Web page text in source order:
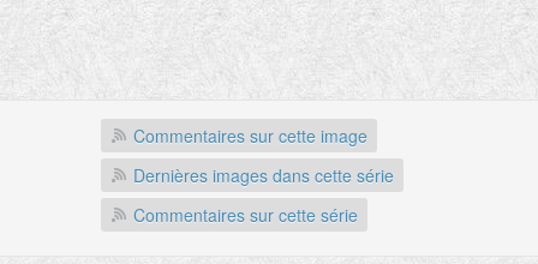
Commentaires sur cette image
Dernières images dans cette série
Commentaires sur cette série